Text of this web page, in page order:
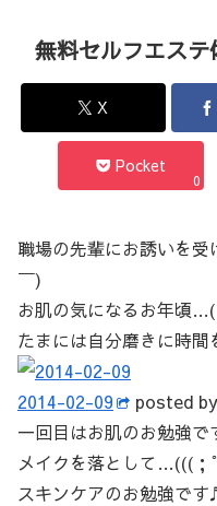
無料セルフエス
X
Pocket
0
職場の先輩にお誘いを
￣)
お肌の気になるお年頃
たまには自分磨きに時
2014-02-09 posted by
一回目はお肌のお勉強
メイクを落として…(((；
スキンケアのお勉強で